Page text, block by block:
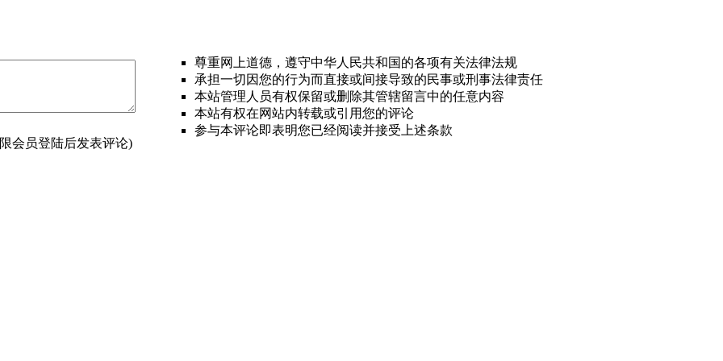
会员登陆后发表评论)
尊重网上道德，遵守中华人民共和国的各项有关法律法规
承担一切因您的行为而直接或间接导致的民事或刑事法律责任
本站管理人员有权保留或删除其管辖留言中的任意内容
本站有权在网站内转载或引用您的评论
参与本评论即表明您已经阅读并接受上述条款